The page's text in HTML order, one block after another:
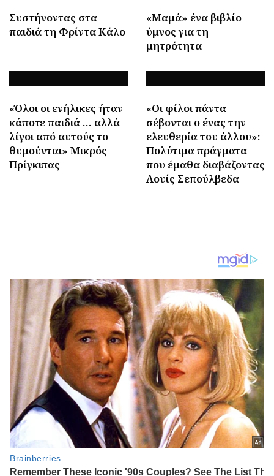
Συστήνοντας στα
παιδιά τη Φρίντα Κάλο
«Μαμά» ένα βιβλίο
ύμνος για τη
μητρότητα
«Όλοι οι ενήλικες ήταν
κάποτε παιδιά … αλλά
λίγοι από αυτούς το
θυμούνται» Μικρός
Πρίγκιπας
«Οι φίλοι πάντα
σέβονται ο ένας την
ελευθερία του άλλου»:
Πολύτιμα πράγματα
που έμαθα διαβάζοντας
Λουίς Σεπούλβεδα